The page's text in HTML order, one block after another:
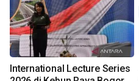
International Lecture Series